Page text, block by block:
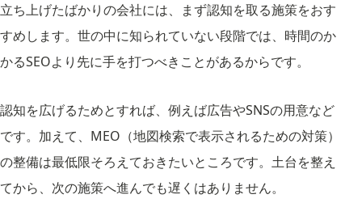
立ち上げたばかりの会社には、まず認知を取る施策をおす
すめします。世の中に知られていない段階では、時間のか
かるSEOより先に手を打つべきことがあるからです。
認知を広げるためとすれば、例えば広告やSNSの用意など
です。加えて、MEO（地図検索で表示されるための対策）
の整備は最低限そろえておきたいところです。土台を整え
てから、次の施策へ進んでも遅くはありません。